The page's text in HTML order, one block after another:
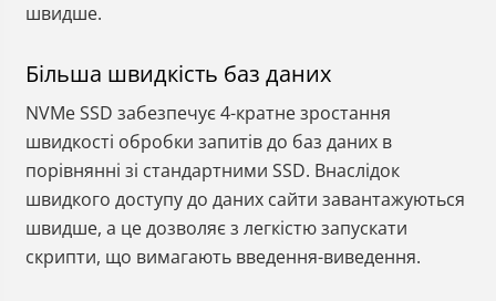
швидше.
Більша швидкість баз даних
NVMe SSD забезпечує 4-кратне зростання
швидкості обробки запитів до баз даних в
порівнянні зі стандартними SSD. Внаслідок
швидкого доступу до даних сайти завантажуються
швидше, а це дозволяє з легкістю запускати
скрипти, що вимагають введення-виведення.